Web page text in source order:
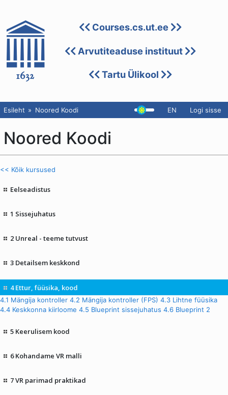
Courses.cs.ut.ee
Arvutiteaduse instituut
Tartu Ülikool
Esileht Noored Koodi EN Logi sisse
Noored Koodi
<< Kõik kursused
Eelseadistus
1 Sissejuhatus
2 Unreal - teeme tutvust
3 Detailsem keskkond
4 Ettur, füüsika, kood
4.1 Mängija kontroller 4.2 Mängija kontroller (FPS) 4.3 Lihtne füüsika
4.4 Keskkonna kiirloome 4.5 Blueprint sissejuhatus 4.6 Blueprint 2
5 Keerulisem kood
6 Kohandame VR malli
7 VR parimad praktikad